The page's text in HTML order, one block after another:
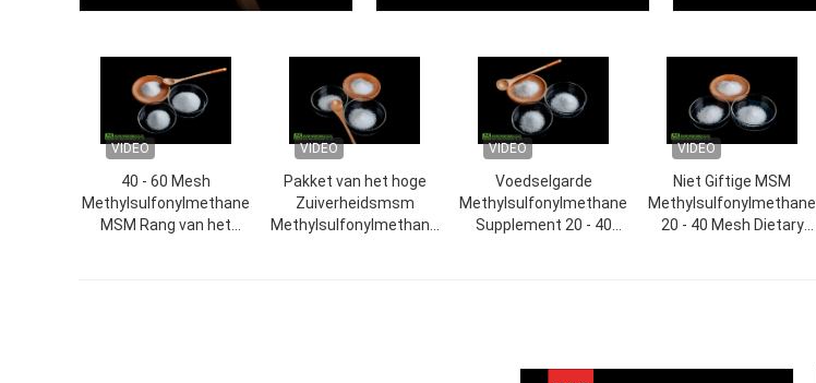
VIDEO
40 - 60 Mesh
Methylsulfonylmethane
MSM Rang van het
VIDEO
Pakket van het hoge
Zuiverheidsmsm
Methylsulfonylmethane
VIDEO
Voedselgarde
Methylsulfonylmethane
Supplement 20 - 40
VIDEO
Niet Giftige MSM
Methylsulfonylmethane
20 - 40 Mesh Dietary